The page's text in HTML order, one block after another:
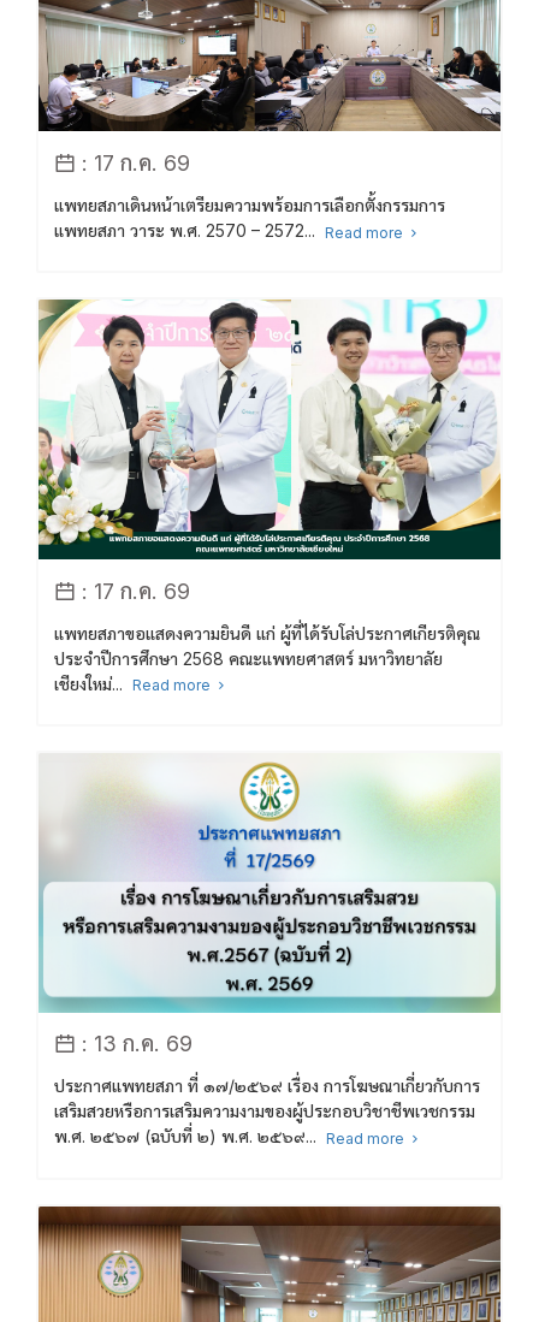
: 17 ก.ค. 69
แพทยสภาเดินหน้าเตรียมความพร้อมการเลือกตั้งกรรมการ
แพทยสภา วาระ พ.ศ. 2570 – 2572... Read more
: 17 ก.ค. 69
แพทยสภาขอแสดงความยินดี แก่ ผู้ที่ได้รับโล่ประกาศเกียรติคุณ
ประจำปีการศึกษา 2568 คณะแพทยศาสตร์ มหาวิทยาลัย
เชียงใหม่... Read more
: 13 ก.ค. 69
ประกาศแพทยสภา ที่ ๑๗/๒๕๖๙ เรื่อง การโฆษณาเกี่ยวกับการ
เสริมสวยหรือการเสริมความงามของผู้ประกอบวิชาชีพเวชกรรม
พ.ศ. ๒๕๖๗ (ฉบับที่ ๒) พ.ศ. ๒๕๖๙... Read more